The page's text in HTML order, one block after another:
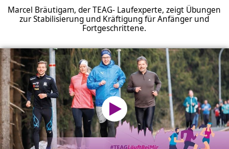
Marcel Bräutigam, der TEAG- Laufexperte, zeigt Übungen
zur Stabilisierung und Kräftigung für Anfänger und
Fortgeschrittene.